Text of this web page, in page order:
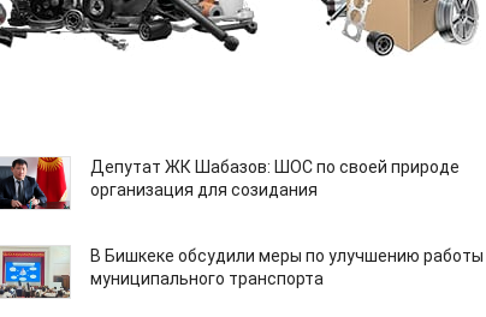
Депутат ЖК Шабазов: ШОС по своей природе
организация для созидания
В Бишкеке обсудили меры по улучшению работы
муниципального транспорта